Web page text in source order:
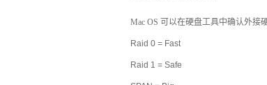
Mac OS 可以在硬盘工具中确认外接
Raid 0 = Fast
Raid 1 = Safe